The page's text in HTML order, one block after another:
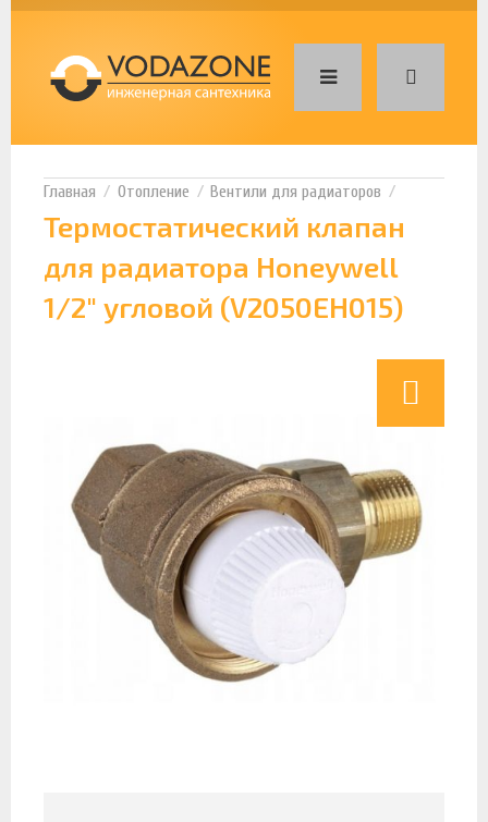
Отопление Вентили для радиаторов
Термостатический клапан
для радиатора Honeywell
1/2" угловой (V2050EH015)